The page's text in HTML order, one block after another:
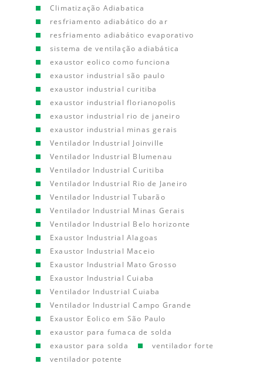
Climatização Adiabatica
resfriamento adiabático do ar
resfriamento adiabático evaporativo
sistema de ventilação adiabática
exaustor eolico como funciona
exaustor industrial são paulo
exaustor industrial curitiba
exaustor industrial florianopolis
exaustor industrial rio de janeiro
exaustor industrial minas gerais
Ventilador Industrial Joinville
Ventilador Industrial Blumenau
Ventilador Industrial Curitiba
Ventilador Industrial Rio de Janeiro
Ventilador Industrial Tubarão
Ventilador Industrial Minas Gerais
Ventilador Industrial Belo horizonte
Exaustor Industrial Alagoas
Exaustor Industrial Maceio
Exaustor Industrial Mato Grosso
Exaustor Industrial Cuiaba
Ventilador Industrial Cuiaba
Ventilador Industrial Campo Grande
Exaustor Eolico em São Paulo
exaustor para fumaca de solda
exaustor para solda
ventilador forte
ventilador potente